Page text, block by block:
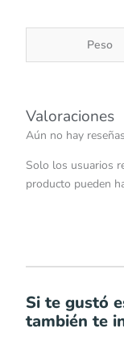
Peso
Valoraciones
Aún no hay reseñas
Solo los usuarios
producto pueden
Si te gustó
también te